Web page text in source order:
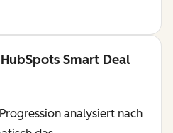
Smart Deal
analysiert nach